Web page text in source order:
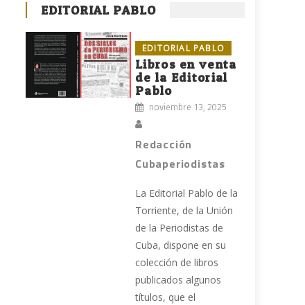
EDITORIAL PABLO
EDITORIAL PABLO
Libros en venta
de la Editorial
Pablo
noviembre 13, 2025
Redacción
Cubaperiodistas
La Editorial Pablo de la
Torriente, de la Unión
de la Periodistas de
Cuba, dispone en su
colección de libros
publicados algunos
títulos, que el